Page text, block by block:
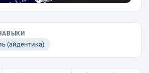
(айдентика)